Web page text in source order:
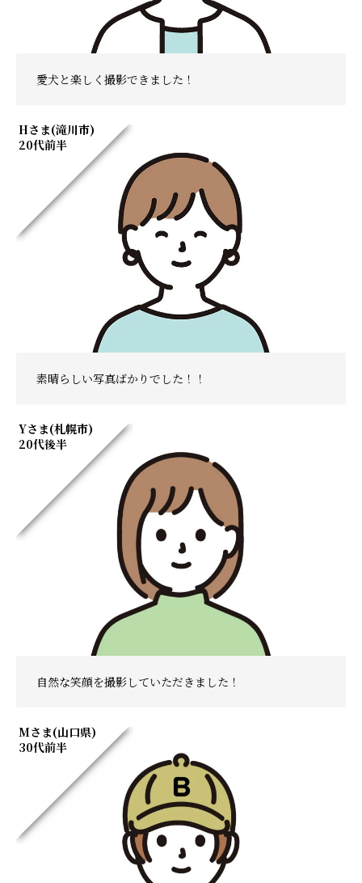
愛犬と楽しく撮影できました！
Hさま(滝川市)
20代前半
素晴らしい写真ばかりでした！！
Yさま(札幌市)
20代後半
自然な笑顔を撮影していただきました！
Mさま(山口県)
30代前半